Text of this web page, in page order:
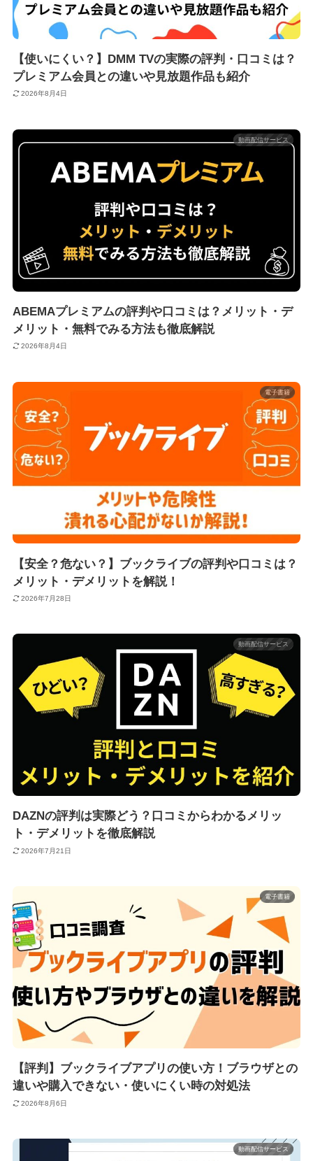
【使いにくい？】DMM TVの実際の評判・口コミは？
プレミアム会員との違いや見放題作品も紹介
2026年8月4日
動画配信サービス
ABEMAプレミアムの評判や口コミは？メリット・デ
メリット・無料でみる方法も徹底解説
2026年8月4日
電子書籍
【安全？危ない？】ブックライブの評判や口コミは？
メリット・デメリットを解説！
2026年7月28日
動画配信サービス
DAZNの評判は実際どう？口コミからわかるメリッ
ト・デメリットを徹底解説
2026年7月21日
電子書籍
【評判】ブックライブアプリの使い方！ブラウザとの
違いや購入できない・使いにくい時の対処法
2026年8月6日
動画配信サービス